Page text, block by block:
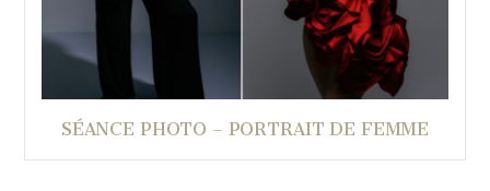
SÉANCE PHOTO – PORTRAIT DE FEMME